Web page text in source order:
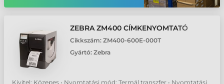
ZEBRA ZM400 CÍMKENYOMTATÓ
Cikkszám: ZM400-600E-000T
Gyártó: Zebra
Kivitel: Közepes • Nyomtatási mód: Termál transzfer • Nyomtatási